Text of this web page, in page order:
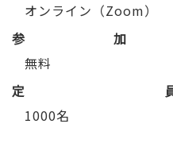
オンライン（Zoom）
参
無料
定
1000名